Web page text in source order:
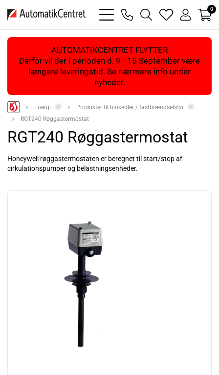
bars
light
phone
magnifying
glass
heart
light
user
light
0
AUTOMATIKCENTRET FLYTTER
Derfor vil der i perioden d. 9 - 15 September være
længere leveringstid. Se nærmere info under
nyheder.
Energi
Produkter til biokedler / fastbrændselsfyr
RGT240 Røggastermostat
RGT240 Røggastermostat
Honeywell røggastermostaten er beregnet til start/stop af
cirkulationspumper og belastningsenheder.
Læs mere